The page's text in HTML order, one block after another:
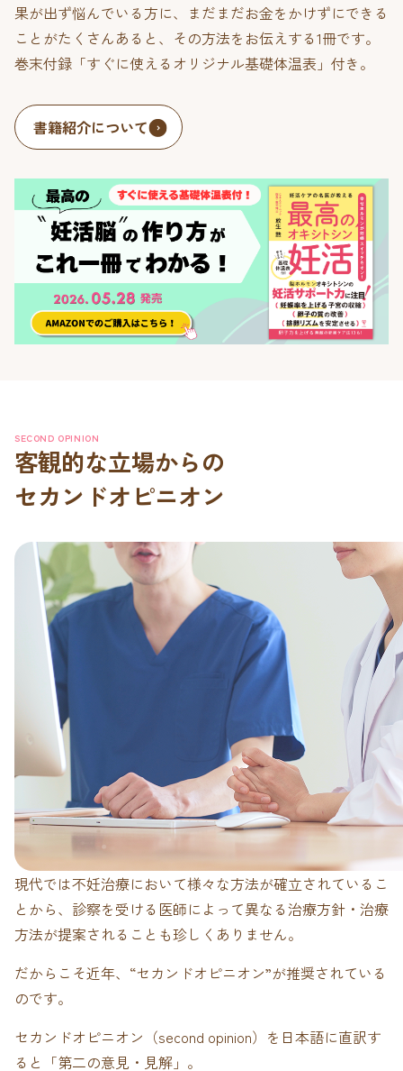
果が出ず悩んでいる方に、まだまだお金をかけずにできる
ことがたくさんあると、その方法をお伝えする1冊です。
巻末付録「すぐに使えるオリジナル基礎体温表」付き。
書籍紹介について
SECOND OPINION
客観的な立場からの
セカンドオピニオン
現代では不妊治療において様々な方法が確立されているこ
とから、診察を受ける医師によって異なる治療方針・治療
方法が提案されることも珍しくありません。
だからこそ近年、“セカンドオピニオン”が推奨されている
のです。
セカンドオピニオン（second opinion）を日本語に直訳す
ると「第二の意見・見解」。